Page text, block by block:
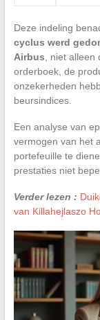
Deze indeling
cyclus werd
Airbus , niet
orderboek, de
onzekerheden
beursindices.
Een analyse van
vermogen van het
portefeuille te
prestaties niet
Verder lezen :
van Killahejlaszo